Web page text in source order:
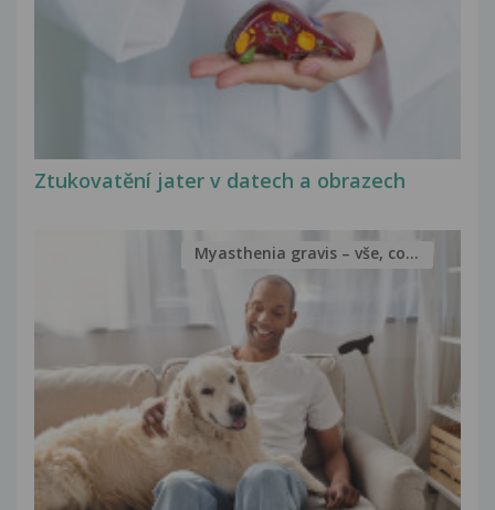
Ztukovatění jater v datech a obrazech
Myasthenia gravis – vše, co...